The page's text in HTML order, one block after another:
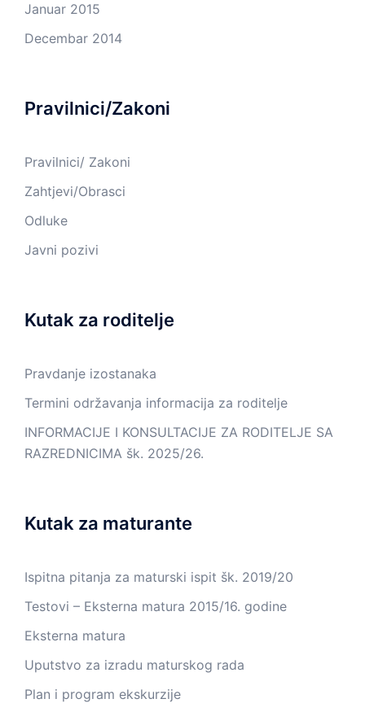
Januar 2015
Decembar 2014
Pravilnici/Zakoni
Pravilnici/ Zakoni
Zahtjevi/Obrasci
Odluke
Javni pozivi
Kutak za roditelje
Pravdanje izostanaka
Termini održavanja informacija za roditelje
INFORMACIJE I KONSULTACIJE ZA RODITELJE SA
RAZREDNICIMA šk. 2025/26.
Kutak za maturante
Ispitna pitanja za maturski ispit šk. 2019/20
Testovi – Eksterna matura 2015/16. godine
Eksterna matura
Uputstvo za izradu maturskog rada
Plan i program ekskurzije